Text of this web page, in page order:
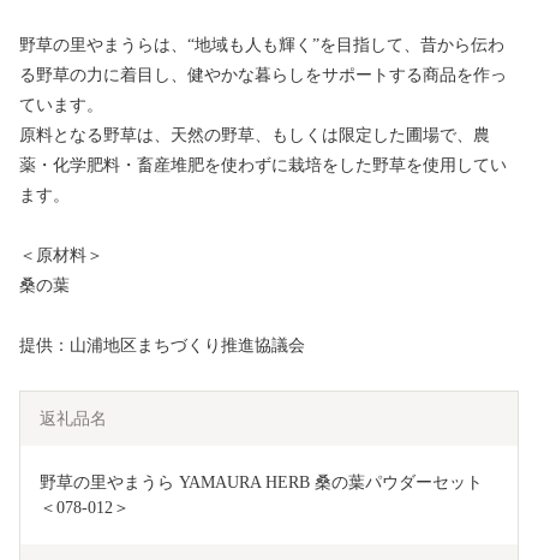
野草の里やまうらは、“地域も人も輝く”を目指して、昔から伝わ
る野草の力に着目し、健やかな暮らしをサポートする商品を作っ
ています。
原料となる野草は、天然の野草、もしくは限定した圃場で、農
薬・化学肥料・畜産堆肥を使わずに栽培をした野草を使用してい
ます。
＜原材料＞
桑の葉
提供：山浦地区まちづくり推進協議会
返礼品名
野草の里やまうら YAMAURA HERB 桑の葉パウダーセット
＜078-012＞